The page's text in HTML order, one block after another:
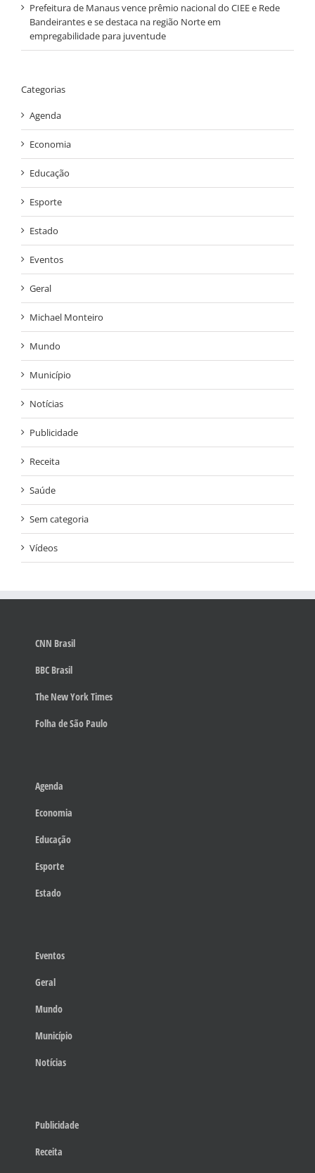
Prefeitura de Manaus vence prêmio nacional do CIEE e Rede
Bandeirantes e se destaca na região Norte em
empregabilidade para juventude
Categorias
Agenda
Economia
Educação
Esporte
Estado
Eventos
Geral
Michael Monteiro
Mundo
Município
Notícias
Publicidade
Receita
Saúde
Sem categoria
Vídeos
CNN Brasil
BBC Brasil
The New York Times
Folha de São Paulo
Agenda
Economia
Educação
Esporte
Estado
Eventos
Geral
Mundo
Município
Notícias
Publicidade
Receita